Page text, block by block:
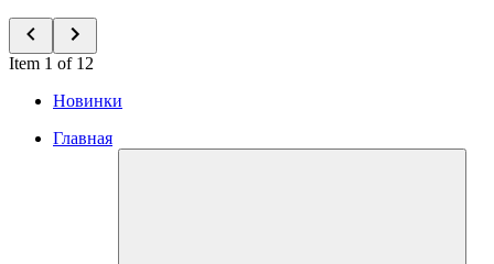
Item 1 of 12
Новинки
Главная